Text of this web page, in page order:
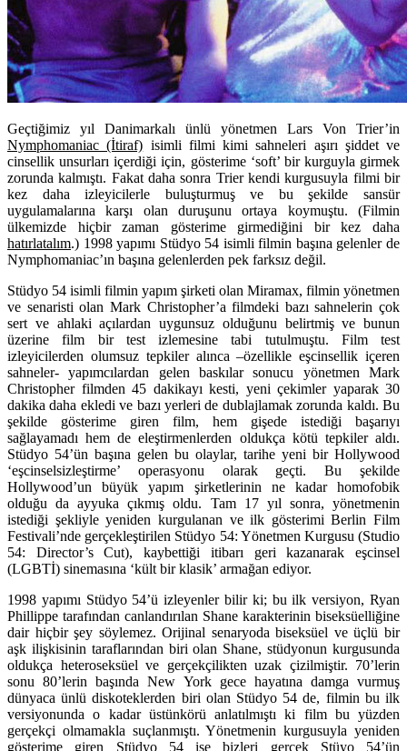
Geçtiğimiz yıl Danimarkalı ünlü yönetmen Lars Von Trier’in
Nymphomaniac (İtiraf) isimli filmi kimi sahneleri aşırı şiddet ve
cinsellik unsurları içerdiği için, gösterime ‘soft’ bir kurguyla girmek
zorunda kalmıştı. Fakat daha sonra Trier kendi kurgusuyla filmi bir
kez daha izleyicilerle buluşturmuş ve bu şekilde sansür
uygulamalarına karşı olan duruşunu ortaya koymuştu. (Filmin
ülkemizde hiçbir zaman gösterime girmediğini bir kez daha
hatırlatalım.) 1998 yapımı Stüdyo 54 isimli filmin başına gelenler de
Nymphomaniac’ın başına gelenlerden pek farksız değil.
Stüdyo 54 isimli filmin yapım şirketi olan Miramax, filmin yönetmen
ve senaristi olan Mark Christopher’a filmdeki bazı sahnelerin çok
sert ve ahlaki açılardan uygunsuz olduğunu belirtmiş ve bunun
üzerine film bir test izlemesine tabi tutulmuştu. Film test
izleyicilerden olumsuz tepkiler alınca –özellikle eşcinsellik içeren
sahneler- yapımcılardan gelen baskılar sonucu yönetmen Mark
Christopher filmden 45 dakikayı kesti, yeni çekimler yaparak 30
dakika daha ekledi ve bazı yerleri de dublajlamak zorunda kaldı. Bu
şekilde gösterime giren film, hem gişede istediği başarıyı
sağlayamadı hem de eleştirmenlerden oldukça kötü tepkiler aldı.
Stüdyo 54’ün başına gelen bu olaylar, tarihe yeni bir Hollywood
‘eşcinselsizleştirme’ operasyonu olarak geçti. Bu şekilde
Hollywood’un büyük yapım şirketlerinin ne kadar homofobik
olduğu da ayyuka çıkmış oldu. Tam 17 yıl sonra, yönetmenin
istediği şekliyle yeniden kurgulanan ve ilk gösterimi Berlin Film
Festivali’nde gerçekleştirilen Stüdyo 54: Yönetmen Kurgusu (Studio
54: Director’s Cut), kaybettiği itibarı geri kazanarak eşcinsel
(LGBTİ) sinemasına ‘kült bir klasik’ armağan ediyor.
1998 yapımı Stüdyo 54’ü izleyenler bilir ki; bu ilk versiyon, Ryan
Phillippe tarafından canlandırılan Shane karakterinin biseksüelliğine
dair hiçbir şey söylemez. Orijinal senaryoda biseksüel ve üçlü bir
aşk ilişkisinin taraflarından biri olan Shane, stüdyonun kurgusunda
oldukça heteroseksüel ve gerçekçilikten uzak çizilmiştir. 70’lerin
sonu 80’lerin başında New York gece hayatına damga vurmuş
dünyaca ünlü diskoteklerden biri olan Stüdyo 54 de, filmin bu ilk
versiyonunda o kadar üstünkörü anlatılmıştı ki film bu yüzden
gerçekçi olmamakla suçlanmıştı. Yönetmenin kurgusuyla yeniden
gösterime giren Stüdyo 54 ise bizleri gerçek Stüyo 54’ün